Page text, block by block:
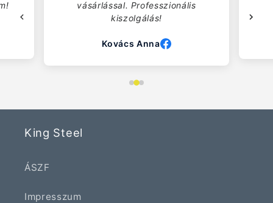
vásárlással. Professzionális
kiszolgálás!
Kovács Anna
King Steel
ÁSZF
Impresszum